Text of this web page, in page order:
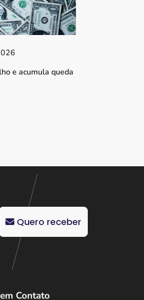
e acumula queda
Quero receber
Contato